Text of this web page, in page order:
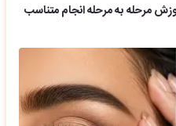
مرحله به مرحله انجام متناسب